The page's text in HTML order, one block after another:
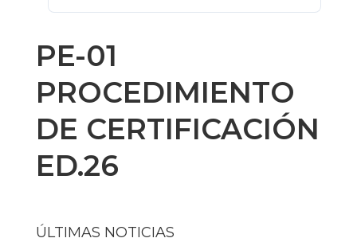
PE-01
PROCEDIMIENTO
DE CERTIFICACIÓN
ED.26
ÚLTIMAS NOTICIAS